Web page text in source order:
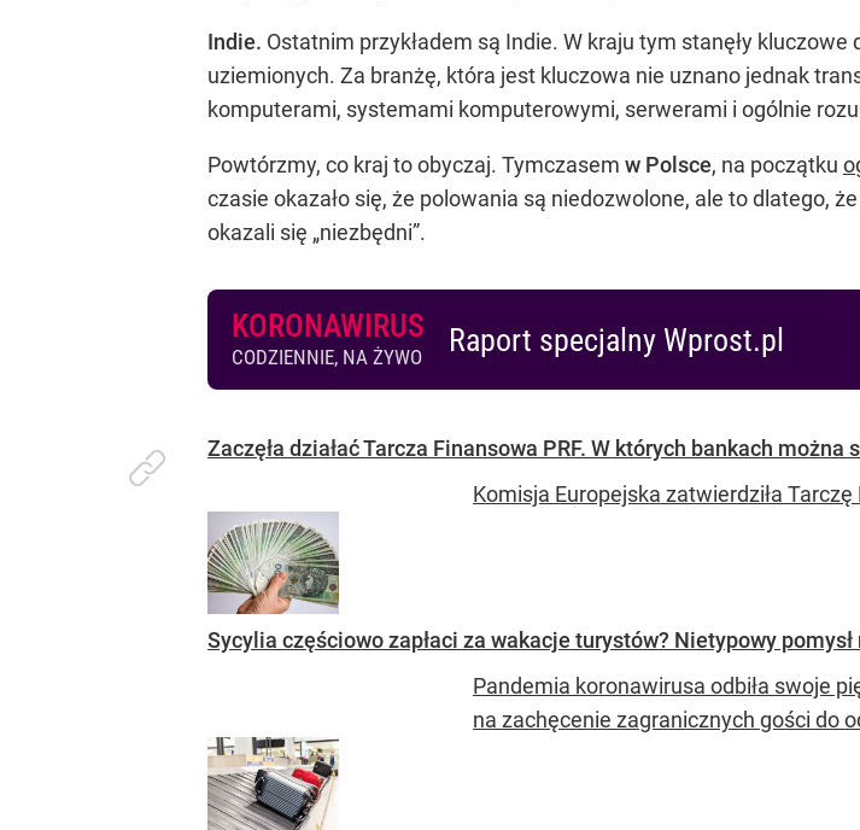
Indie. Ostatnim przykładem są Indie. W kraju tym stanęły
uziemionych. Za branżę, która jest kluczowa nie uznano jednak
komputerami, systemami komputerowymi, serwerami i ogólnie
Powtórzmy, co kraj to obyczaj. Tymczasem w Polsce, na początku
czasie okazało się, że polowania są niedozwolone, ale to dlatego,
okazali się „niezbędni”.
KORONAWIRUS
CODZIENNIE, NA ŻYWO Raport specjalny Wprost.pl
Zaczęła działać Tarcza Finansowa PRF. W których bankach można
Komisja Europejska zatwierdziła
Sycylia częściowo zapłaci za wakacje turystów? Nietypowy
Pandemia koronawirusa odbiła swoje
na zachęcenie zagranicznych gości do